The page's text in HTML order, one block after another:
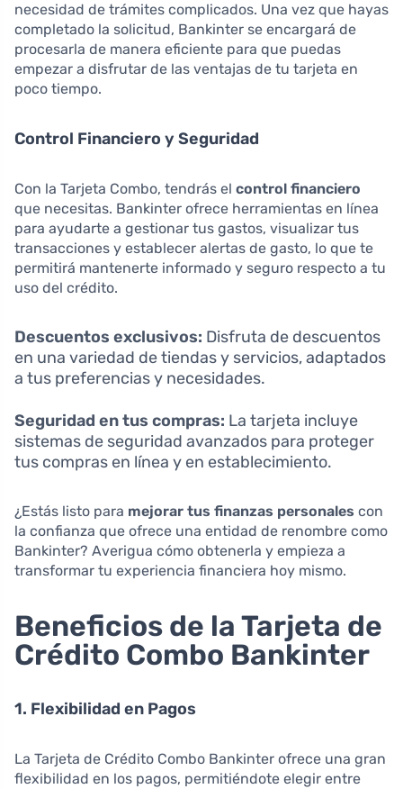
necesidad de trámites complicados. Una vez que hayas
completado la solicitud, Bankinter se encargará de
procesarla de manera eficiente para que puedas
empezar a disfrutar de las ventajas de tu tarjeta en
poco tiempo.
Control Financiero y Seguridad
Con la Tarjeta Combo, tendrás el control financiero
que necesitas. Bankinter ofrece herramientas en línea
para ayudarte a gestionar tus gastos, visualizar tus
transacciones y establecer alertas de gasto, lo que te
permitirá mantenerte informado y seguro respecto a tu
uso del crédito.
Descuentos exclusivos: Disfruta de descuentos
en una variedad de tiendas y servicios, adaptados
a tus preferencias y necesidades.
Seguridad en tus compras: La tarjeta incluye
sistemas de seguridad avanzados para proteger
tus compras en línea y en establecimiento.
¿Estás listo para mejorar tus finanzas personales con
la confianza que ofrece una entidad de renombre como
Bankinter? Averigua cómo obtenerla y empieza a
transformar tu experiencia financiera hoy mismo.
Beneficios de la Tarjeta de
Crédito Combo Bankinter
1. Flexibilidad en Pagos
La Tarjeta de Crédito Combo Bankinter ofrece una gran
flexibilidad en los pagos, permitiéndote elegir entre